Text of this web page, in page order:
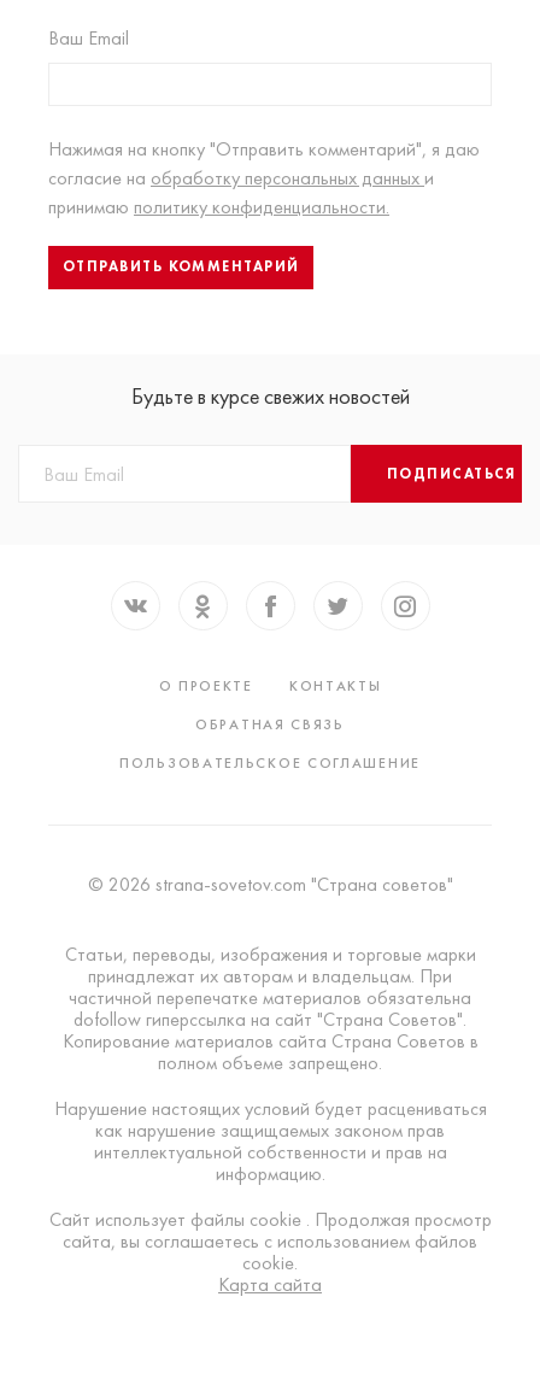
Ваш Email
Нажимая на кнопку "Отправить комментарий", я даю
согласие на обработку персональных данных и
принимаю политику конфиденциальности.
Будьте в курсе свежих новостей
ПОДПИСАТЬСЯ
О ПРОЕКТЕ
КОНТАКТЫ
ОБРАТНАЯ СВЯЗЬ
ПОЛЬЗОВАТЕЛЬСКОЕ СОГЛАШЕНИЕ
© 2026 strana-sovetov.com "Страна советов"
Статьи, переводы, изображения и торговые марки
принадлежат их авторам и владельцам. При
частичной перепечатке материалов обязательна
dofollow гиперссылка на сайт "Страна Советов".
Копирование материалов сайта Страна Советов в
полном объеме запрещено.
Нарушение настоящих условий будет расцениваться
как нарушение защищаемых законом прав
интеллектуальной собственности и прав на
информацию.
Сайт использует файлы cookie . Продолжая просмотр
сайта, вы соглашаетесь с использованием файлов
cookie.
Карта сайта